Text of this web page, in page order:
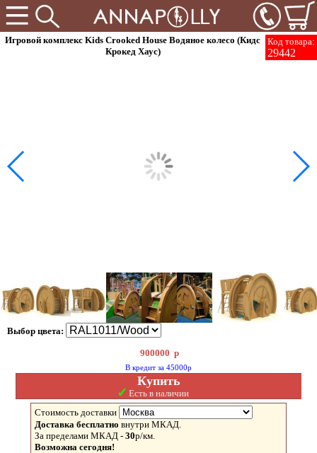
Код товара:
29442
Игровой комплекс Kids Crooked House Водяное колесо (Кидс
Крокед Хаус)
Выбор цвета:
900000 р
В кредит за 45000р
Купить
✓ Есть в наличии
Стоимость доставки
Доставка бесплатно внутри МКАД.
За пределами МКАД - 30р/км.
Возможна сегодня!